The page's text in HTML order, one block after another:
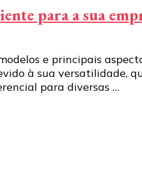
para a sua
e principais
à sua versatilidade,
para diversas …